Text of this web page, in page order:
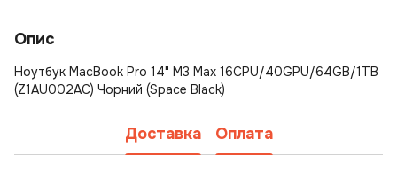
Опис
Ноутбук MacBook Pro 14" M3 Max 16CPU/40GPU/64GB/1TB
(Z1AU002AC) Чорний (Space Black)
Доставка Оплата